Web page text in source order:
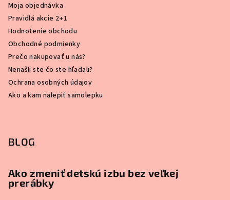
Moja objednávka
Pravidlá akcie 2+1
Hodnotenie obchodu
Obchodné podmienky
Prečo nakupovať u nás?
Nenašli ste čo ste hľadali?
Ochrana osobných údajov
Ako a kam nalepiť samolepku
BLOG
Ako zmeniť detskú izbu bez veľkej
prerábky